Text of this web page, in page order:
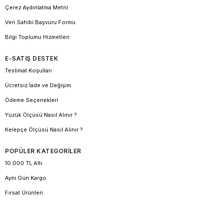
Çerez Aydınlatma Metni
Veri Sahibi Başvuru Formu
Bilgi Toplumu Hizmetleri
E-SATIŞ DESTEK
Teslimat Koşulları
Ücretsiz İade ve Değişim
Ödeme Seçenekleri
Yüzük Ölçüsü Nasıl Alınır ?
Kelepçe Ölçüsü Nasıl Alınır ?
POPÜLER KATEGORİLER
10.000 TL Altı
Aynı Gün Kargo
Fırsat Ürünleri